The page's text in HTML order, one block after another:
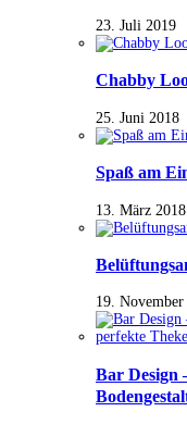
23. Juli 2019
Chabby
25. Juni 2018
Spaß am
13. März 2018
19. November
Bar Design